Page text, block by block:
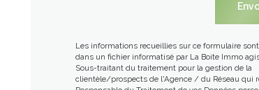
Les informations recueillies sur ce formulaire
dans un fichier informatisé par La Boite Immo
Sous-traitant du traitement pour la gestion de la
clientèle/prospects de l'Agence / du Réseau qui